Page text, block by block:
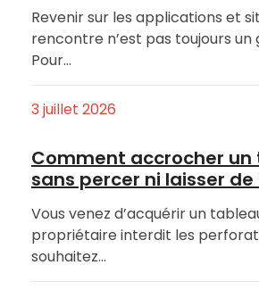
Revenir sur les applications et
rencontre n’est pas toujours un
Pour…
3 juillet 2026
Comment accrocher
sans percer ni laisser
Vous venez d’acquérir un
propriétaire interdit les
souhaitez…